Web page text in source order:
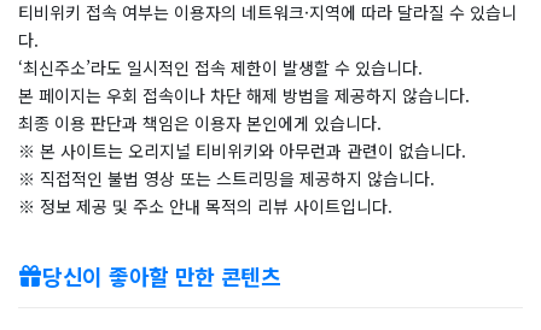
티비위키 접속 여부는 이용자의 네트워크·지역에 따라 달라질 수 있습니
다.
‘최신주소’라도 일시적인 접속 제한이 발생할 수 있습니다.
본 페이지는 우회 접속이나 차단 해제 방법을 제공하지 않습니다.
최종 이용 판단과 책임은 이용자 본인에게 있습니다.
※ 본 사이트는 오리지널 티비위키와 아무런과 관련이 없습니다.
※ 직접적인 불법 영상 또는 스트리밍을 제공하지 않습니다.
※ 정보 제공 및 주소 안내 목적의 리뷰 사이트입니다.
당신이 좋아할 만한 콘텐츠